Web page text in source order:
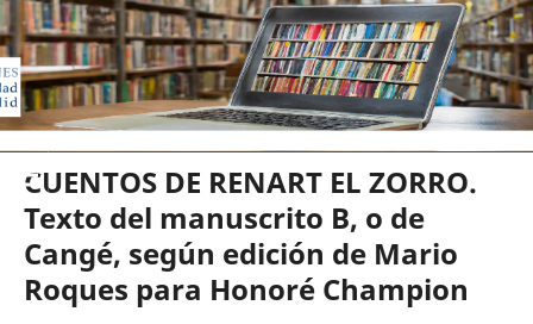
EDICIONES UNIVERSIDAD DE
CUENTOS DE RENART EL ZORRO.
Texto del manuscrito B, o de
Cangé, según edición de Mario
Roques para Honoré Champion